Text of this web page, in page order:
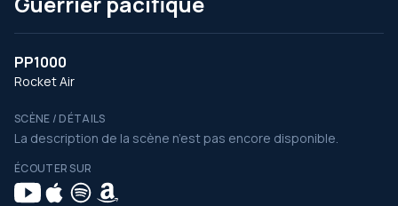
PP1000
Rocket Air
SCÈNE / DÉTAILS
La description de la scène n’est pas encore disponible.
ÉCOUTER SUR